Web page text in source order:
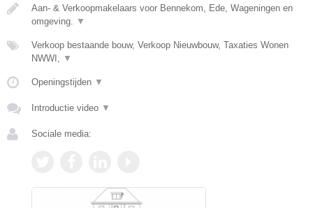
Aan- & Verkoopmakelaars voor Bennekom, Ede, Wageningen en
omgeving.
▼
Verkoop bestaande bouw, Verkoop Nieuwbouw, Taxaties Wonen
NWWI,
▼
Openingstijden ▼
Introductie video ▼
Sociale media: